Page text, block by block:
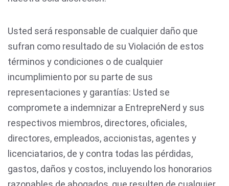
Usted será responsable de cualquier daño que
sufran como resultado de su Violación de estos
términos y condiciones o de cualquier
incumplimiento por su parte de sus
representaciones y garantías: Usted se
compromete a indemnizar a EntrepreNerd y sus
respectivos miembros, directores, oficiales,
directores, empleados, accionistas, agentes y
licenciatarios, de y contra todas las pérdidas,
gastos, daños y costos, incluyendo los honorarios